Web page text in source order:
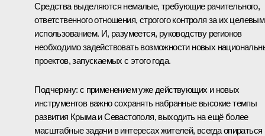
Средства выделяются немалые, требующие рачительного,
ответственного отношения, строгого контроля за их целевым
использованием. И, разумеется, руководству регионов
необходимо задействовать возможности новых
проектов, запускаемых с этого года.
Подчеркну: с применением уже действующих и новых
инструментов важно сохранять набранные высокие темпы
развития Крыма и Севастополя, выходить на ещё более
масштабные задачи в интересах жителей, всегда опираться